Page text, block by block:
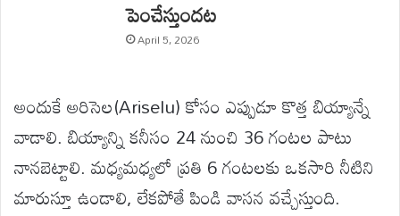
పెంచేస్తుందట
April 5, 2026
అందుకే అరిసెల(Ariselu) కోసం ఎప్పుడూ కొత్త బియ్యాన్నే
వాడాలి. బియ్యాన్ని కనీసం 24 నుంచి 36 గంటల పాటు
నానబెట్టాలి. మధ్యమధ్యలో ప్రతి 6 గంటలకు ఒకసారి నీటిని
మారుస్తూ ఉండాలి, లేకపోతే పిండి వాసన వచ్చేస్తుంది.